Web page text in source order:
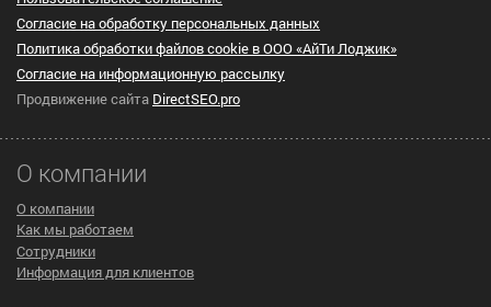
Согласие на обработку персональных данных
Политика обработки файлов cookie в ООО «АйТи Лоджик»
Согласие на информационную рассылку
Продвижение сайта DirectSEO.pro
О компании
О компании
Как мы работаем
Сотрудники
Информация для клиентов